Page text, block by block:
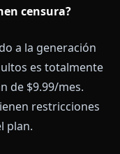
censura?
a la generación
es totalmente
de $9.99/mes.
restricciones
plan.